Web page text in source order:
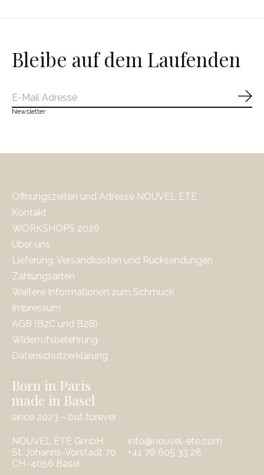
Bleibe auf dem Laufenden
Newsletter
Öffnungszeiten und Adresse NOUVEL ÉTÉ
Kontakt
WORKSHOPS 2026
Über uns
Lieferung, Versandkosten und Rücksendungen
Zahlungsarten
Weitere Informationen zum Schmuck
Impressum
AGB (B2C und B2B)
Widerrufsbelehrung
Datenschutzerklärung
Born in Paris
made in Basel
since 2023 – but forever
NOUVEL ÉTÉ GmbH
St. Johanns-Vorstadt 70
CH–4056 Basel
info@nouvel-ete.com
‭+41 76 605 33 28